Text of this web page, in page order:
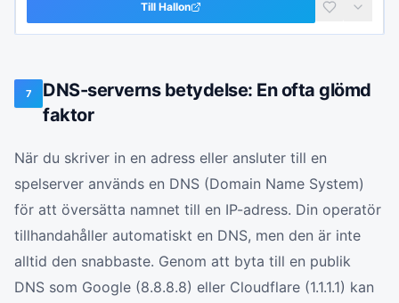
Till Hallon
7
DNS-serverns betydelse: En ofta glömd
faktor
När du skriver in en adress eller ansluter till en
spelserver används en DNS (Domain Name System)
för att översätta namnet till en IP-adress. Din operatör
tillhandahåller automatiskt en DNS, men den är inte
alltid den snabbaste. Genom att byta till en publik
DNS som Google (8.8.8.8) eller Cloudflare (1.1.1.1) kan